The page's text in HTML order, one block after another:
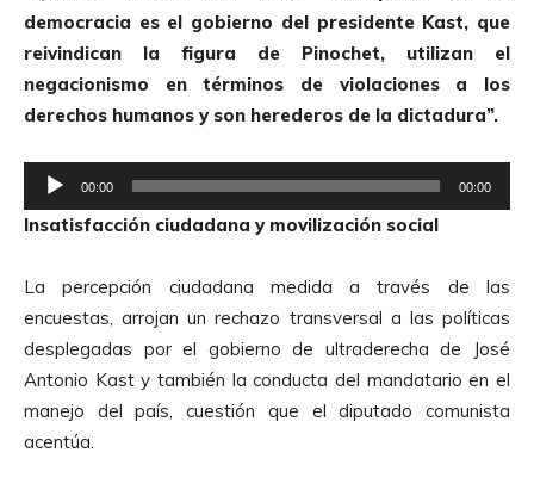
t
o
r
d
e
u
i
o
democracia es el gobierno del presidente Kast, que
reivindican la figura de Pinochet, utilizan el
negacionismo en términos de violaciones a los
derechos humanos y son herederos de la dictadura”.
e
p
o
d
u
c
t
o
00:00 00:00
Insatisfacción ciudadana y movilización social
La percepción ciudadana medida a través de las
encuestas, arrojan un rechazo transversal a las políticas
desplegadas por el gobierno de ultraderecha de José
Antonio Kast y también la conducta del mandatario en el
manejo del país, cuestión que el diputado comunista
acentúa.